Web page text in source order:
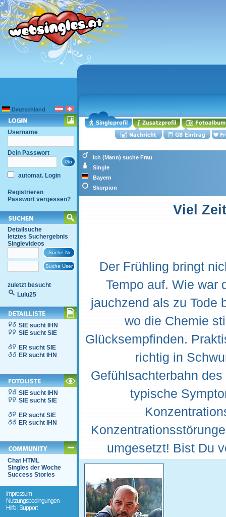
Deutschland
Username
Dein Passwort
automat. Login
Registrieren
Passwort vergessen?
Detailsuche
letztes Suchergebnis
Singlevideos
zuletzt besucht
Lulu25
SIE sucht IHN
SIE sucht SIE
ER sucht SIE
ER sucht IHN
SIE sucht IHN
SIE sucht SIE
ER sucht SIE
ER sucht IHN
Chat HTML
Singles der Woche
Success Stories
Impressum
Nutzungsbedingungen
Hilfe | Support
Ich (Mann) suche Frau
Single
Bayern
Skorpion
Viel
Der Frühling bringt
Tempo auf. Wie war
jauchzend als zu Tode
wo die Chemie
Glücksempfinden.
richtig in
Gefühlsachterbahn
typische
umgesetzt! Bist Du